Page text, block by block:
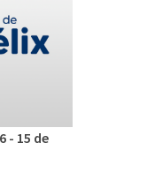
- 15 de